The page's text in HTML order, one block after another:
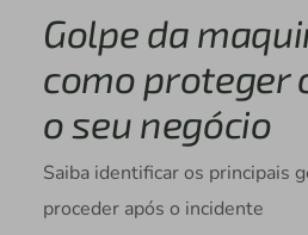
Golpe da
como proteger
o seu negócio
Saiba identificar os principais
proceder após o incidente